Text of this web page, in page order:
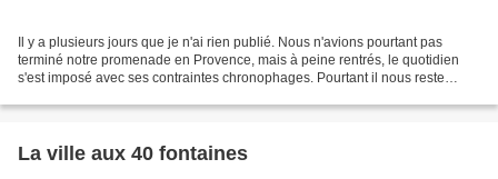
Il y a plusieurs jours que je n'ai rien publié. Nous n'avions pourtant pas
terminé notre promenade en Provence, mais à peine rentrés, le quotidien
s'est imposé avec ses contraintes chronophages. Pourtant il nous reste
La ville aux 40 fontaines